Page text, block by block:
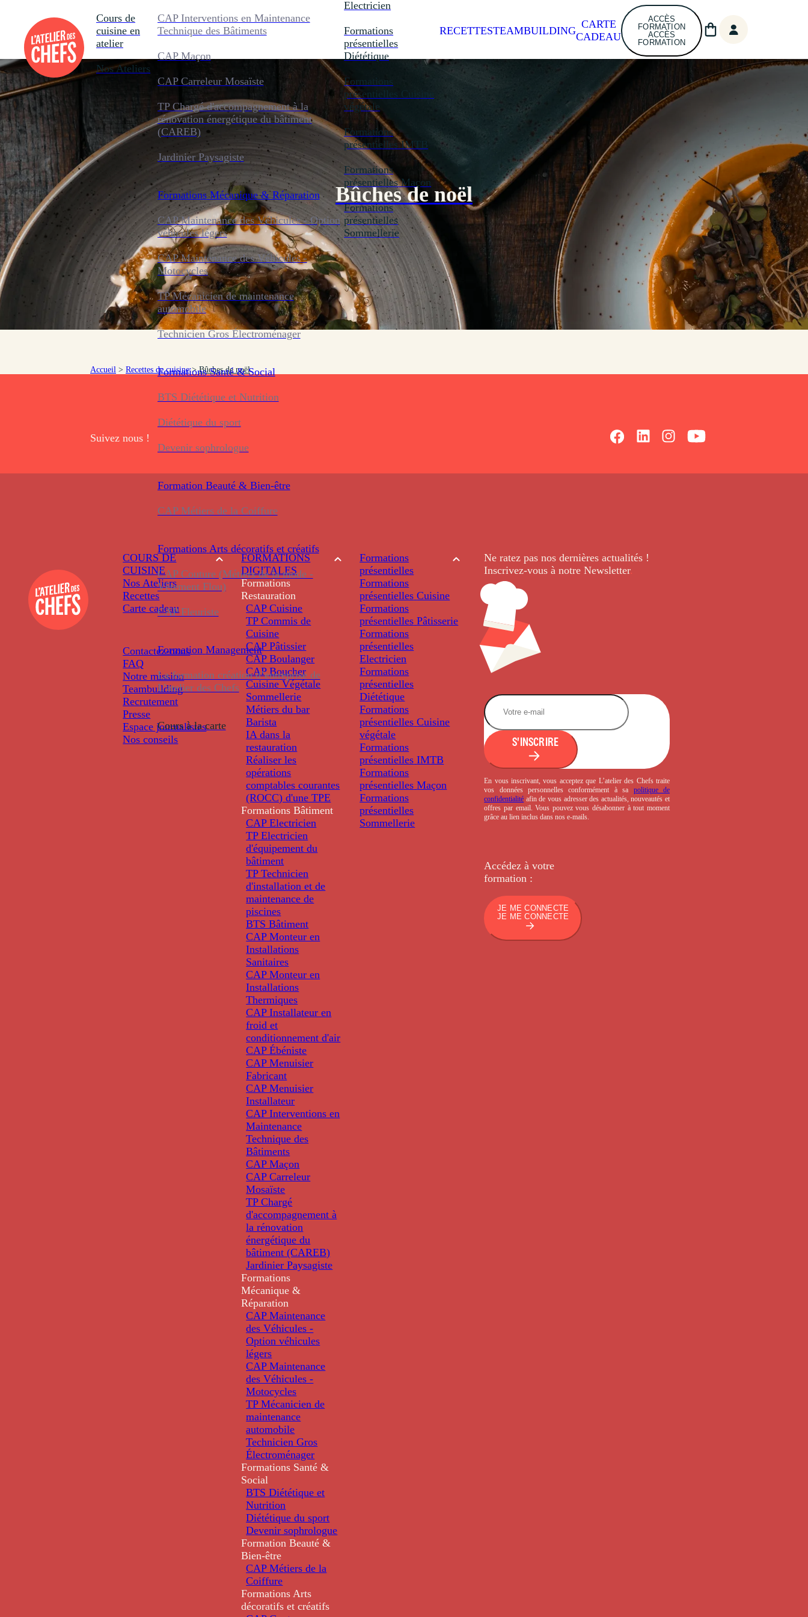
Cours de
cuisine en
atelier
Nos Ateliers
CAP Interventions en Maintenance
Technique des Bâtiments
CAP Maçon
CAP Carreleur Mosaïste
TP Chargé d'accompagnement à la
rénovation énergétique du bâtiment
(CAREB)
Jardinier Paysagiste
Formations Mécanique & Réparation
CAP Maintenance des Véhicules - Option
véhicules légers
CAP Maintenance des Véhicules -
Motocycles
TP Mécanicien de maintenance
automobile
Technicien Gros Électroménager
Formations Santé & Social
BTS Diététique et Nutrition
Diététique du sport
Devenir sophrologue
Formation Beauté & Bien-être
CAP Métiers de la Coiffure
Formations Arts décoratifs et créatifs
CAP Couture (Métiers de la mode -
Vêtement Flou)
CAP Fleuriste
Formation Management
La formation création d’entreprise de
L’atelier des Chefs
Cours à la carte
Electricien
Formations
présentielles
Diététique
Formations
présentielles Cuisine
végétale
Formations
présentielles IMTB
Formations
présentielles Maçon
Formations
présentielles
Sommellerie
RECETTESTEAMBUILDING
CARTE
CADEAU
ACCÈS
FORMATION
ACCÈS
FORMATION
Bûches de noël
Accueil > Recettes de cuisine > Bûches de noël
Suivez nous !
COURS DE
CUISINE
Nos Ateliers
Recettes
Carte cadeau
Contactez-nous
FAQ
Notre mission
Teambuilding
Recrutement
Presse
Espace journalistes
Nos conseils
FORMATIONS
DIGITALES
Formations
Restauration
CAP Cuisine
TP Commis de
Cuisine
CAP Pâtissier
CAP Boulanger
CAP Boucher
Cuisine Végétale
Sommellerie
Métiers du bar
Barista
IA dans la
restauration
Réaliser les
opérations
comptables courantes
(ROCC) d'une TPE
Formations Bâtiment
CAP Electricien
TP Electricien
d'équipement du
bâtiment
TP Technicien
d'installation et de
maintenance de
piscines
BTS Bâtiment
CAP Monteur en
Installations
Sanitaires
CAP Monteur en
Installations
Thermiques
CAP Installateur en
froid et
conditionnement d'air
CAP Ébéniste
CAP Menuisier
Fabricant
CAP Menuisier
Installateur
CAP Interventions en
Maintenance
Technique des
Bâtiments
CAP Maçon
CAP Carreleur
Mosaïste
TP Chargé
d'accompagnement à
la rénovation
énergétique du
bâtiment (CAREB)
Jardinier Paysagiste
Formations
Mécanique &
Réparation
CAP Maintenance
des Véhicules -
Option véhicules
légers
CAP Maintenance
des Véhicules -
Motocycles
TP Mécanicien de
maintenance
automobile
Technicien Gros
Électroménager
Formations Santé &
Social
BTS Diététique et
Nutrition
Diététique du sport
Devenir sophrologue
Formation Beauté &
Bien-être
CAP Métiers de la
Coiffure
Formations Arts
décoratifs et créatifs
Formations
présentielles
Formations
présentielles Cuisine
Formations
présentielles Pâtisserie
Formations
présentielles
Electricien
Formations
présentielles
Diététique
Formations
présentielles Cuisine
végétale
Formations
présentielles IMTB
Formations
présentielles Maçon
Formations
présentielles
Sommellerie
Ne ratez pas nos dernièresactualités !
Inscrivez-vous à notre Newsletter.
S'INSCRIRE
En vous inscrivant, vous acceptez que L’atelier des Chefs traite
vos données personnelles conformément à sa politique de
confidentialité afin de vous adresser des actualités, nouveautés et
offres par email. Vous pouvez vous désabonner à tout moment
grâce au lien inclus dans nos e-mails.
Accédez à votre
formation :
JE ME CONNECTE
JE ME CONNECTE